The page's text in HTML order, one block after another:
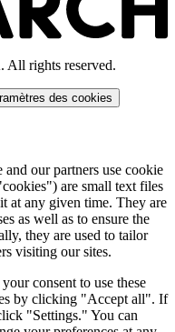
All rights reserved.
des cookies
our partners use cookie
are small text files
at any given time. They are
as well as to ensure the
they are used to tailor
visiting our sites.
consent to use these
by clicking "Accept all". If
"Settings." You can